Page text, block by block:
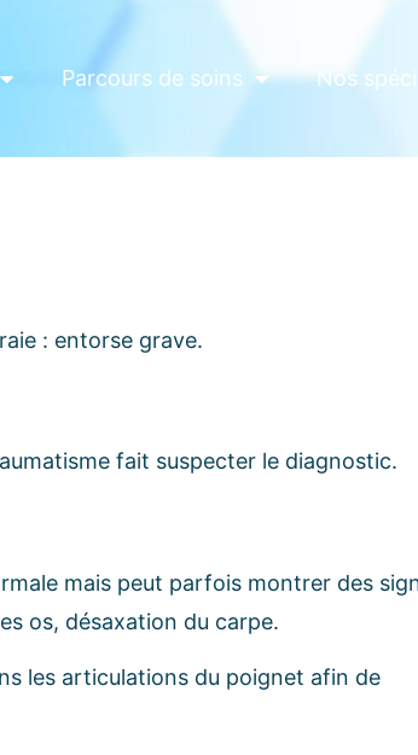
Parcours de soins Nos
: entorse grave.
fait suspecter le diagnostic.
mais peut parfois montrer des
os, désaxation du carpe.
les articulations du poignet afin de